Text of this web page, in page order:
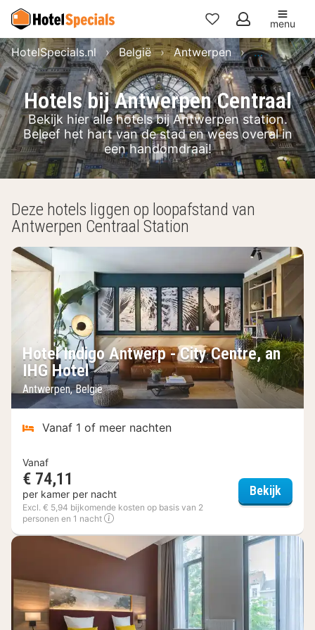
Mijn
favorieten
menu
Hotels bij Antwerpen Centraal
Bekijk hier alle hotels bij Antwerpen station.
Beleef het hart van de stad en wees overal in
een handomdraai!
HotelSpecials.nl België Antwerpen Antwerpen
Deze hotels liggen op loopafstand van
Antwerpen Centraal Station
Hotel Indigo Antwerp - City Centre, an
IHG Hotel
Antwerpen, België
Vanaf 1 of meer nachten
Vanaf
€ 74,11
per kamer per nacht
Excl. € 5,94 bijkomende kosten op basis van 2
personen en 1 nacht
Bekijk